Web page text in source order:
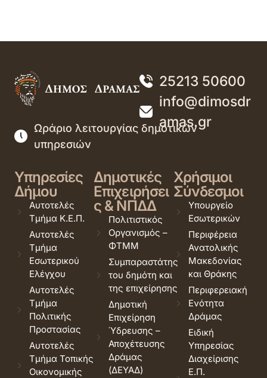
25213 50600
info@dimosdr
amas.gr
Ωράριο λειτουργίας δημοτικών
υπηρεσιών
Υπηρεσίες
Δήμου
Αυτοτελές
Τμήμα Κ.Ε.Π.
Αυτοτελές
Τμήμα
Εσωτερικού
Ελέγχου
Αυτοτελές
Τμήμα
Πολιτικής
Προστασίας
Αυτοτελές
Τμήμα Τοπικής
Οικονομικής
Δημοτικές
Επιχειρήσει
ς & ΝΠΔΔ
Πολιτιστικός
Οργανισμός –
ΦΤΜΜ
Συμπαραστάτης
του δημότη και
της επιχείρησης
Δημοτική
Επιχείρηση
Ύδρευσης –
Αποχέτευσης
Δράμας
(ΔΕΥΑΔ)
Χρήσιμοι
Σύνδεσμοι
Υπουργείο
Εσωτερικών
Περιφέρεια
Ανατολικής
Μακεδονίας
και Θράκης
Περιφερειακή
Ενότητα
Δράμας
Ειδική
Υπηρεσίας
Διαχείρισης
Ε.Π.